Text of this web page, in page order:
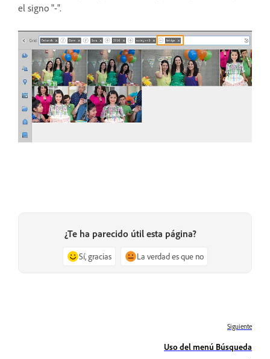
el signo "-".
¿Te ha parecido útil esta página?
Sí, gracias La verdad es que no
Siguiente
Uso del menú Búsqueda